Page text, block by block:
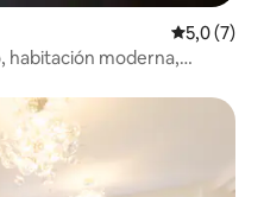
5,0 (7)
habitación moderna,